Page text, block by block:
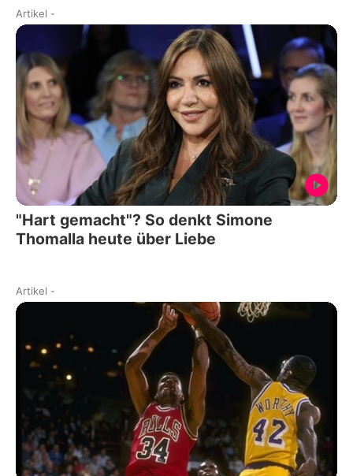
Artikel -
"Hart gemacht"? So denkt Simone
Thomalla heute über Liebe
Artikel -